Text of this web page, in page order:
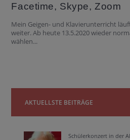
Facetime, Skype, Zoom
Mein Geigen- und Klavierunterricht
weiter. Ab heute 13.5.2020 wieder
wählen...
AKTUELLSTE BEITRÄGE
Schülerkonzert in der